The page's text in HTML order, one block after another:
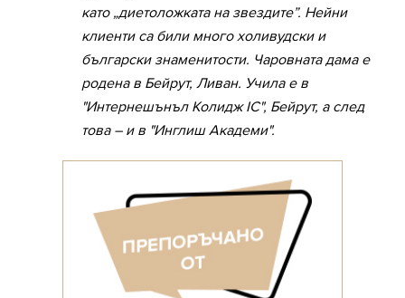
като „диетоложката на звездите”. Нейни
клиенти са били много холивудски и
български знаменитости. Чаровната дама е
родена в Бейрут, Ливан. Учила е в
"Интернешънъл Колидж IC", Бейрут, а след
това – и в "Инглиш Академи".